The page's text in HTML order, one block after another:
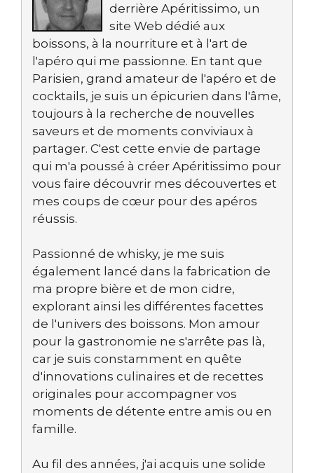
derrière Apéritissimo, un
site Web dédié aux
boissons, à la nourriture et à l'art de
l'apéro qui me passionne. En tant que
Parisien, grand amateur de l'apéro et de
cocktails, je suis un épicurien dans l'âme,
toujours à la recherche de nouvelles
saveurs et de moments conviviaux à
partager. C'est cette envie de partage
qui m'a poussé à créer Apéritissimo pour
vous faire découvrir mes découvertes et
mes coups de cœur pour des apéros
réussis.
Passionné de whisky, je me suis
également lancé dans la fabrication de
ma propre bière et de mon cidre,
explorant ainsi les différentes facettes
de l'univers des boissons. Mon amour
pour la gastronomie ne s'arrête pas là,
car je suis constamment en quête
d'innovations culinaires et de recettes
originales pour accompagner vos
moments de détente entre amis ou en
famille.
Au fil des années, j'ai acquis une solide